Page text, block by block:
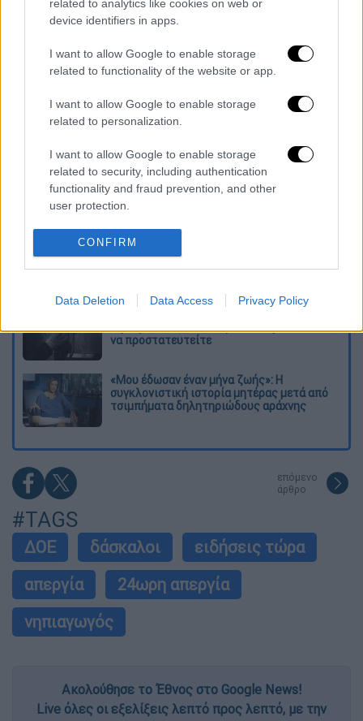
related to analytics like cookies on web or
device identifiers in apps.
I want to allow Google to enable storage
related to functionality of the website or app.
I want to allow Google to enable storage
related to personalization.
I want to allow Google to enable storage
related to security, including authentication
functionality and fraud prevention, and other
user protection.
CONFIRM
Data Deletion Data Access Privacy Policy
Διαβάστε ακόμη
«Δεν υπήρξε τεχνικό πρόβλημα»: Τι
κατέθεσαν οι δύο τραυματίες από τη
σύγκρουση των ελικοπτέρων στη Ψάθα
Μακελειό στη Βόρεια Καρολίνα ύστερα από
πυροβολισμούς: Νεκροί και τραυματίες
να προστατευτείτε
«Μου έδωσαν έναν μήνα ζωής»: Η
συγκλονιστική ιστορία μητέρας μετά από
τσιμπήματα δηλητηριώδους αράχνης
επόμενο
άρθρο
#TAGS
ΔΟΕ δάσκαλοι
ειδήσεις τώρα
απεργία
24ωρη απεργία
νηπιαγωγός
Ακολούθησε το Έθνος στο Google News!
Live όλες οι εξελίξεις λεπτό προς λεπτό, με την